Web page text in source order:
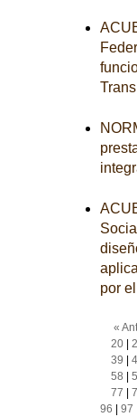
por
«
20|
39
58
77
96
97